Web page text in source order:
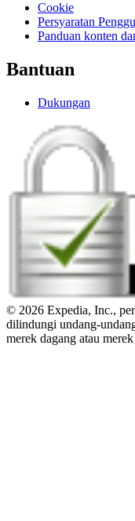
Cookie
Persyaratan
Panduan konten
Bantuan
Dukungan
© 2026 Expedia, Inc.,
dilindungi undang-
merek dagang atau